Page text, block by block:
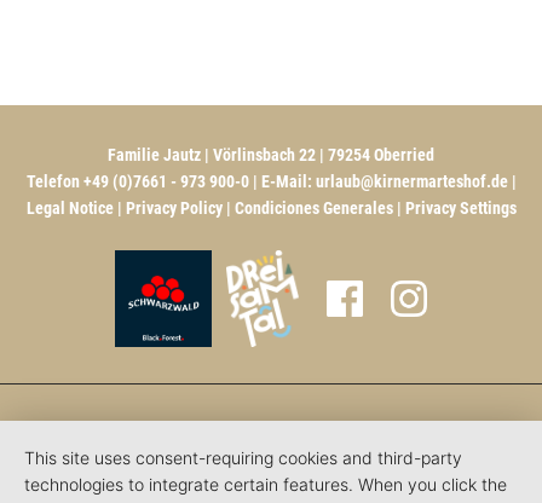
Familie Jautz | Vörlinsbach 22 | 79254 Oberried
Telefon +49 (0)7661 - 973 900-0 | E-Mail: urlaub@kirnermarteshof.de|
Legal Notice| Privacy Policy| Condiciones Generales| Privacy Settings
This site uses consent-requiring cookies and third-party
technologies to integrate certain features. When you click the